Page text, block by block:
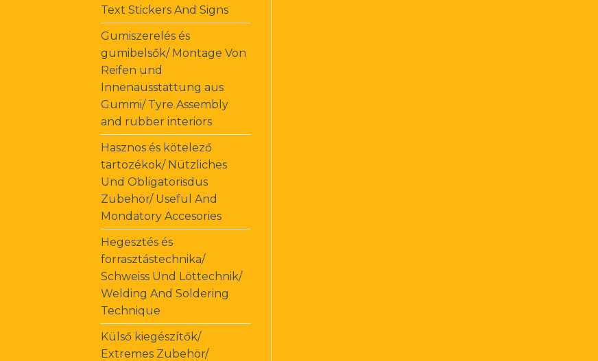
Text Stickers And Signs
Gumiszerelés és
gumibelsők/ Montage Von
Reifen und
Innenausstattung aus
Gummi/ Tyre Assembly
and rubber interiors
Hasznos és kötelező
tartozékok/ Nützliches
Und Obligatorisdus
Zubehör/ Useful And
Mondatory Accesories
Hegesztés és
forrasztástechnika/
Schweiss Und Löttechnik/
Welding And Soldering
Technique
Külső kiegészítők/
Extremes Zubehör/